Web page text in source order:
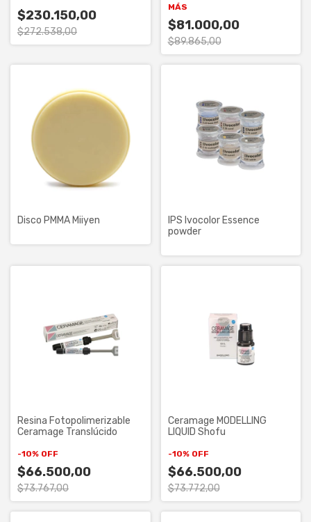
$230.150,00
$272.538,00
MÁS
$81.000,00
$89.865,00
Disco PMMA Miiyen
IPS Ivocolor Essence
powder
Resina Fotopolimerizable
Ceramage Translúcido
-10% OFF
$66.500,00
$73.767,00
Ceramage MODELLING
LIQUID Shofu
-10% OFF
$66.500,00
$73.772,00